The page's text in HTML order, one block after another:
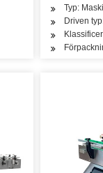
Typ:
Driven